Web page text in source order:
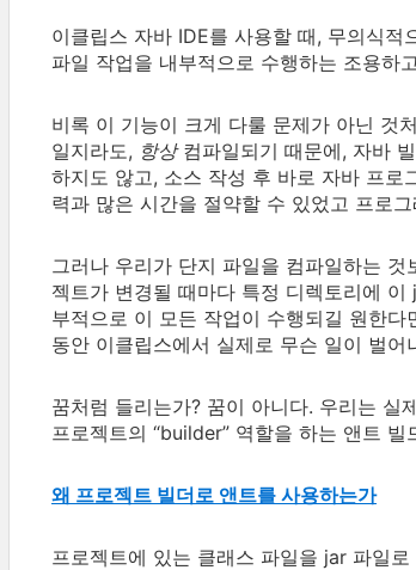
이클립스 자바 IDE를 사용할 때, 무의식
파일 작업을 내부적으로 수행하는 조용하
비록 이 기능이 크게 다룰 문제가 아닌 것
일지라도, 항상컴파일되기 때문에, 자바
하지도 않고, 소스 작성 후 바로 자바 프로
력과 많은 시간을 절약할 수 있었고 프로
그러나 우리가 단지 파일을 컴파일하는
젝트가 변경될 때마다 특정 디렉토리에
부적으로 이 모든 작업이 수행되길 원한
동안 이클립스에서 실제로 무슨 일이 벌
꿈처럼 들리는가? 꿈이 아니다. 우리는 실
프로젝트의 “builder” 역할을 하는 앤트
왜 프로젝트 빌더로 앤트를 사용하는가
프로젝트에 있는 클래스 파일을 jar 파일